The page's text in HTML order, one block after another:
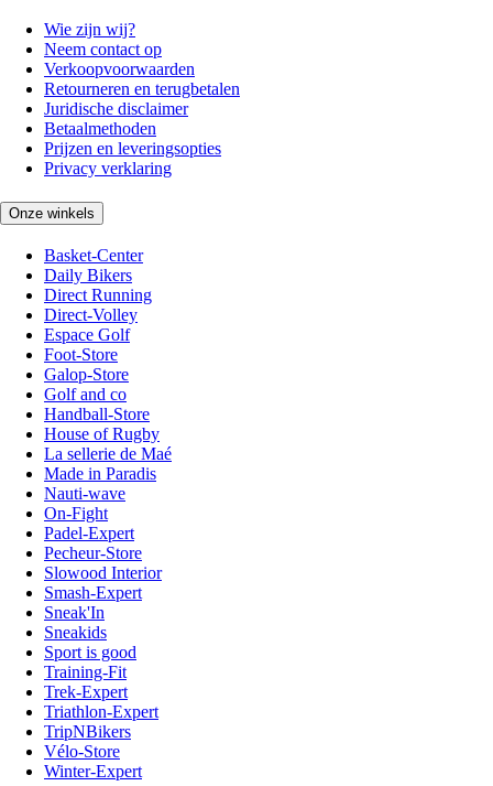
Wie zijn wij?
Neem contact op
Verkoopvoorwaarden
Retourneren en terugbetalen
Juridische disclaimer
Betaalmethoden
Prijzen en leveringsopties
Privacy verklaring
Onze winkels
Basket-Center
Daily Bikers
Direct Running
Direct-Volley
Espace Golf
Foot-Store
Galop-Store
Golf and co
Handball-Store
House of Rugby
La sellerie de Maé
Made in Paradis
Nauti-wave
On-Fight
Padel-Expert
Pecheur-Store
Slowood Interior
Smash-Expert
Sneak'In
Sneakids
Sport is good
Training-Fit
Trek-Expert
Triathlon-Expert
TripNBikers
Vélo-Store
Winter-Expert